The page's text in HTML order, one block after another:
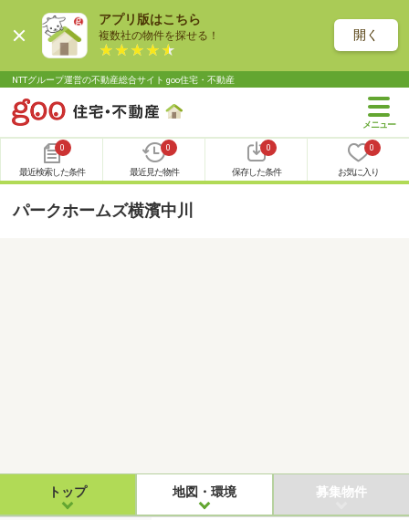
アプリ版はこちら
複数社の物件を探せる！ 開く
NTTグループ運営の不動産総合サイト goo住宅・不動産
0
最近検索した条件
0
最近見た物件
0
保存した条件
0
お気に入り
パークホームズ横濱中川
トップ 地図・環境 募集物件